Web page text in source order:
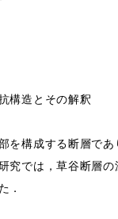
構造とその解釈
を構成する断層で
究では，草谷断層
．